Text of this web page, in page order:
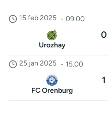
15 feb 2025 - 09.00
Urozhay
0
25 jan 2025 - 15.00
FC Orenburg
1